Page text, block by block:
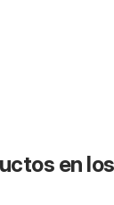
en los